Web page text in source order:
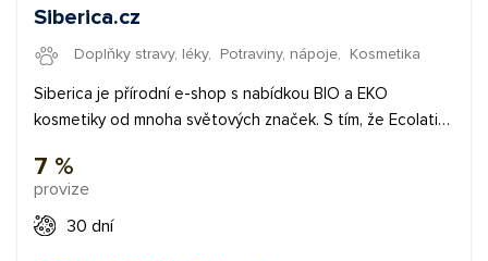
Siberica.cz
Doplňky stravy, léky, Potraviny, nápoje, Kosmetika
Siberica je přírodní e-shop s nabídkou BIO a EKO
kosmetiky od mnoha světových značek. S tím, že Ecolatier
jsou péče o tělo, pleť a vlasy. Nabízí ale i řadu dalších
výživových doplňků, které jsou rozdělené podle
zdravotních problémů. Nepřehlédněte ani jejich nabídku
7 %
provize
30 dní